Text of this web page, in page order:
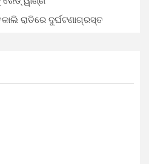
ରାତିରେ ଦୁର୍ଘଟଣାଗ୍ରସ୍ତ